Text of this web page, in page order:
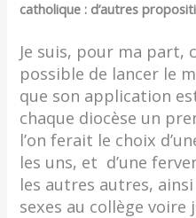
catholique : d’autres
Je suis, pour ma part,
possible de lancer le
que son application
chaque diocèse un
l’on ferait le choix
les uns, et d’une
les autres autres,
sexes au collège voire